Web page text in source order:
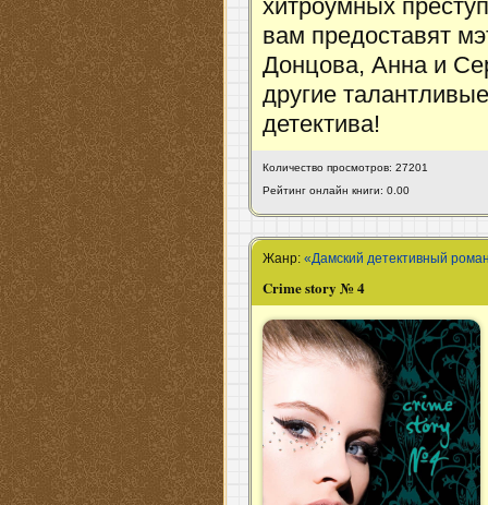
хитроумных
вам предоставят
Донцова, Анна и
другие
детектива!
Количество просмотров: 27201
Рейтинг онлайн книги: 0.00
Жанр:«Дамский детективный
Crime story № 4